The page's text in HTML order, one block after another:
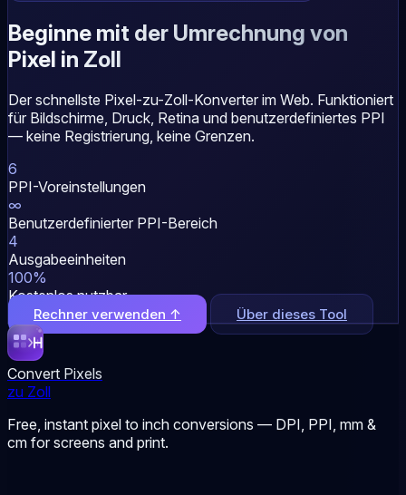
Beginne mit der Umrechnung von
Pixel in Zoll
Der schnellste Pixel-zu-Zoll-Konverter im Web. Funktioniert
für Bildschirme, Druck, Retina und benutzerdefiniertes PPI
— keine Registrierung, keine Grenzen.
6
PPI-Voreinstellungen
∞
Benutzerdefinierter PPI-Bereich
4
Ausgabeeinheiten
100%
Kostenlos nutzbar
Rechner verwenden ↑ Über dieses Tool
Convert Pixels
zu Zoll
Free, instant pixel to inch conversions — DPI, PPI, mm &
cm for screens and print.